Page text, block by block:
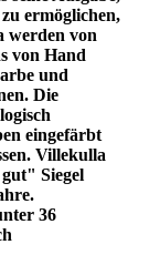
ermöglichen,
werden von
von Hand
und
Die
eingefärbt
Villekulla
Siegel
36